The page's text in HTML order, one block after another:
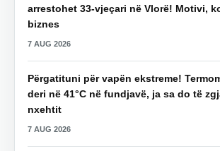
arrestohet 33-vjeçari në Vlorë! Motivi,
biznes
7 AUG 2026
Përgatituni për vapën ekstreme!
deri në 41°C në fundjavë, ja sa do të
nxehtit
7 AUG 2026